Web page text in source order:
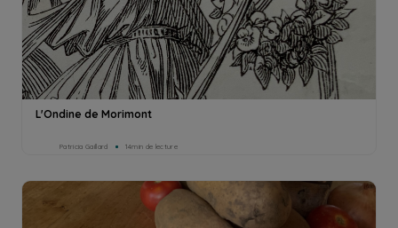
L'Ondine de Morimont
Patricia Gaillard 14min de lecture